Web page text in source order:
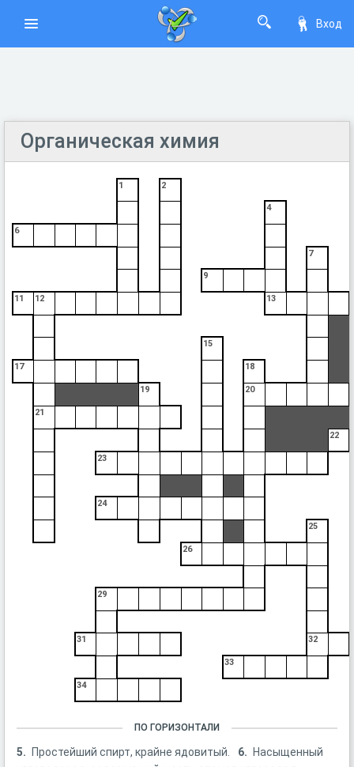
Вход
Органическая химия
1 2
4
6
7
9
11 12 13
15
17 18
19 20
21
22
23
24
25
26
29
31 32
33
34
ПО ГОРИЗОНТАЛИ
5. Простейший спирт, крайне ядовитый. 6.
Насыщенный